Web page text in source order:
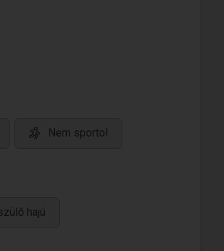
Nem sportol
hajú